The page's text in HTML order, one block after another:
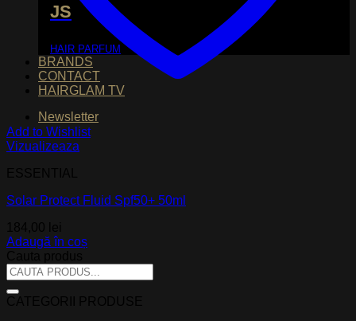
JS
HAIR PARFUM
BRANDS
CONTACT
HAIRGLAM TV
Newsletter
Add to Wishlist
Vizualizeaza
Solar Protect Fluid Spf50+ 50ml
Adaugă în coș
Caută
după: